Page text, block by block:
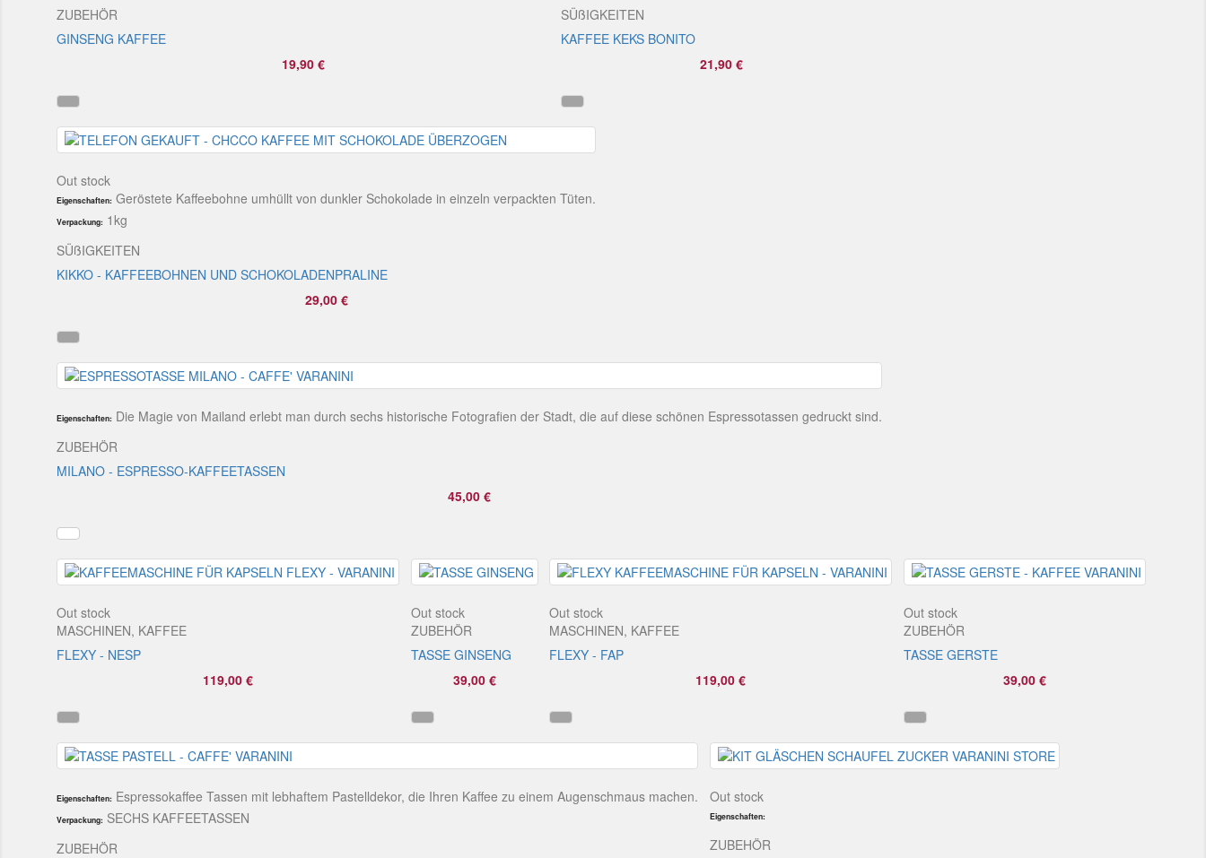
ZUBEHÖR
GINSENG KAFFEE
19,90 €
SÜßIGKEITEN
KAFFEE KEKS BONITO
21,90 €
Out stock
Eigenschaften: Geröstete Kaffeebohne umhüllt von dunkler Schokolade in einzeln verpackten Tüten.
Verpackung: 1kg
SÜßIGKEITEN
KIKKO - KAFFEEBOHNEN UND SCHOKOLADENPRALINE
29,00 €
Eigenschaften: Die Magie von Mailand erlebt man durch sechs historische Fotografien der Stadt, die auf diese schönen Espressotassen gedruckt sind.
ZUBEHÖR
MILANO - ESPRESSO-KAFFEETASSEN
45,00 €
Out stock
MASCHINEN, KAFFEE
FLEXY - NESP
119,00 €
Out stock
ZUBEHÖR
TASSE GINSENG
39,00 €
Out stock
MASCHINEN, KAFFEE
FLEXY - FAP
119,00 €
Out stock
ZUBEHÖR
TASSE GERSTE
39,00 €
Eigenschaften: Espressokaffee Tassen mit lebhaftem Pastelldekor, die Ihren Kaffee zu einem Augenschmaus machen.
Verpackung: SECHS KAFFEETASSEN
ZUBEHÖR
Out stock
Eigenschaften:
ZUBEHÖR